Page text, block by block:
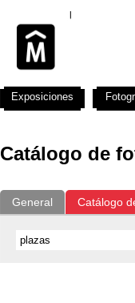
Catálogo de
General Catálogo
Exposiciones